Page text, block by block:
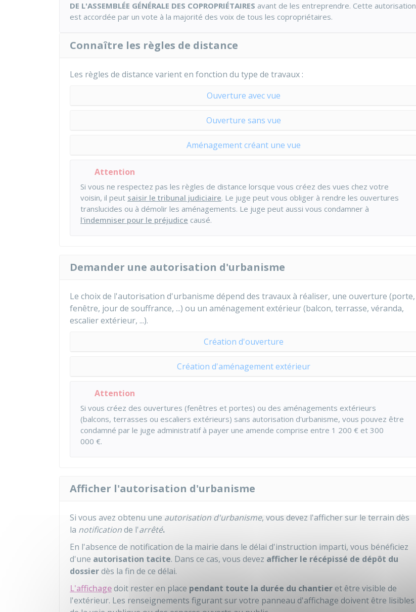
DE L'ASSEMBLÉE GÉNÉRALE DES COPROPRIÉTAIRES avant de les entreprendre. Cette autorisation
est accordée par un vote à la majorité des voix de tous les copropriétaires.
Connaître les règles de distance
Les règles de distance varient en fonction du type de travaux :
Ouverture avec vue
Ouverture sans vue
Aménagement créant une vue
Attention
Si vous ne respectez pas les règles de distance lorsque vous créez des vues chez votre
voisin, il peut saisir le tribunal judiciaire. Le juge peut vous obliger à rendre les ouvertures
translucides ou à démolir les aménagements. Le juge peut aussi vous condamner à
l'indemniser pour le préjudice causé.
Demander une autorisation d'urbanisme
Le choix de l'autorisation d'urbanisme dépend des travaux à réaliser, une ouverture (porte,
fenêtre, jour de souffrance, ...) ou un aménagement extérieur (balcon, terrasse, véranda,
escalier extérieur, ...).
Création d'ouverture
Création d'aménagement extérieur
Attention
Si vous créez des ouvertures (fenêtres et portes) ou des aménagements extérieurs
(balcons, terrasses ou escaliers extérieurs) sans autorisation d'urbanisme, vous pouvez être
condamné par le juge administratif à payer une amende comprise entre 1 200 € et 300
000 €.
Afficher l'autorisation d'urbanisme
Si vous avez obtenu une autorisation d'urbanisme, vous devez l'afficher sur le terrain dès
la notificationde l'arrêté.
En l'absence de notification de la mairie dans le délai d'instruction imparti, vous bénéficiez
d'une autorisation tacite. Dans ce cas, vous devez afficher le récépissé de dépôt du
dossierdès la fin de ce délai.
L'affichagedoit rester en place pendant toute la durée du chantieret être visible de
l'extérieur. Les renseignements figurant sur votre panneau d'affichage doivent être lisibles